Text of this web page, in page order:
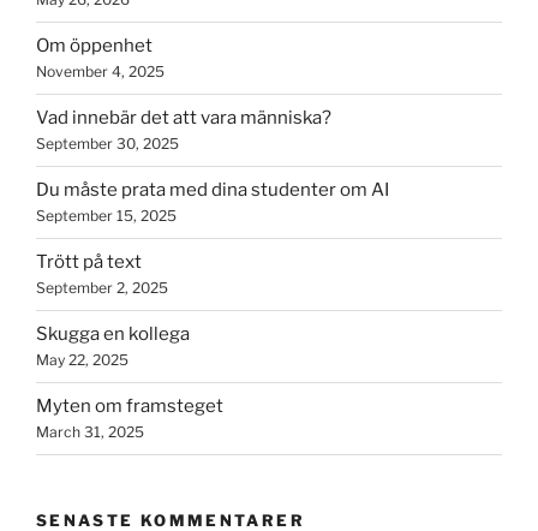
Om öppenhet
November 4, 2025
Vad innebär det att vara människa?
September 30, 2025
Du måste prata med dina studenter om AI
September 15, 2025
Trött på text
September 2, 2025
Skugga en kollega
May 22, 2025
Myten om framsteget
March 31, 2025
SENASTE KOMMENTARER